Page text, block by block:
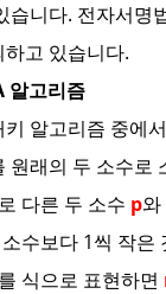
습니다. 전자서명
하고 있습니다.
알고리즘
키 알고리즘 중에
원래의 두 소수로
다른 두 소수 p와
수보다 1씩 작은
식으로 표현하면